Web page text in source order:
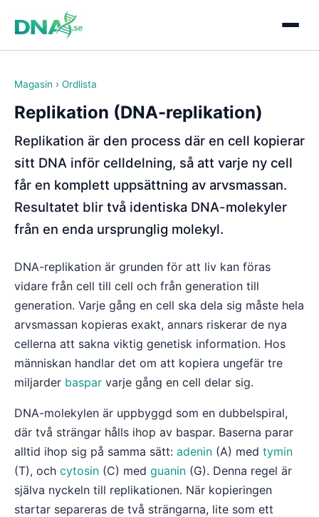
Magasin › Ordlista
Replikation (DNA-replikation)
Replikation är den process där en cell kopierar
sitt DNA inför celldelning, så att varje ny cell
får en komplett uppsättning av arvsmassan.
Resultatet blir två identiska DNA-molekyler
från en enda ursprunglig molekyl.
DNA-replikation är grunden för att liv kan föras
vidare från cell till cell och från generation till
generation. Varje gång en cell ska dela sig måste hela
arvsmassan kopieras exakt, annars riskerar de nya
cellerna att sakna viktig genetisk information. Hos
människan handlar det om att kopiera ungefär tre
miljarder baspar varje gång en cell delar sig.
DNA-molekylen är uppbyggd som en dubbelspiral,
där två strängar hålls ihop av baspar. Baserna parar
alltid ihop sig på samma sätt: adenin (A) med tymin
(T), och cytosin (C) med guanin (G). Denna regel är
själva nyckeln till replikationen. När kopieringen
startar separeras de två strängarna, lite som ett